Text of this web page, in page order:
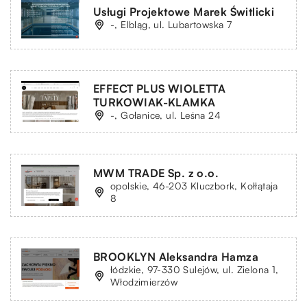
Usługi Projektowe Marek Świtlicki
-, Elbląg, ul. Lubartowska 7
EFFECT PLUS WIOLETTA
TURKOWIAK-KLAMKA
-, Gołanice, ul. Leśna 24
MWM TRADE Sp. z o.o.
opolskie, 46-203 Kluczbork, Kołłątaja
8
BROOKLYN Aleksandra Hamza
łódzkie, 97-330 Sulejów, ul. Zielona 1,
Włodzimierzów